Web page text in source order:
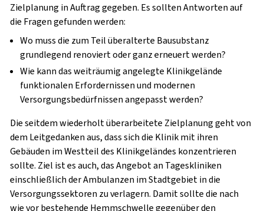
Zielplanung in Auftrag gegeben. Es sollten Antworten auf
die Fragen gefunden werden:
Wo muss die zum Teil überalterte Bausubstanz
grundlegend renoviert oder ganz erneuert werden?
Wie kann das weiträumig angelegte Klinikgelände
funktionalen Erfordernissen und modernen
Versorgungsbedürfnissen angepasst werden?
Die seitdem wiederholt überarbeitete Zielplanung geht von
dem Leitgedanken aus, dass sich die Klinik mit ihren
Gebäuden im Westteil des Klinikgeländes konzentrieren
sollte. Ziel ist es auch, das Angebot an Tageskliniken
einschließlich der Ambulanzen im Stadtgebiet in die
Versorgungssektoren zu verlagern. Damit sollte die nach
wie vor bestehende Hemmschwelle gegenüber den